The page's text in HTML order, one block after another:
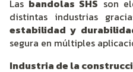
Las bandolas SHS son
distintas industrias
estabilidad y
segura en múltiples
Industria de la